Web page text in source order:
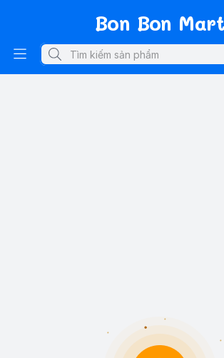
Bon Bon Mart